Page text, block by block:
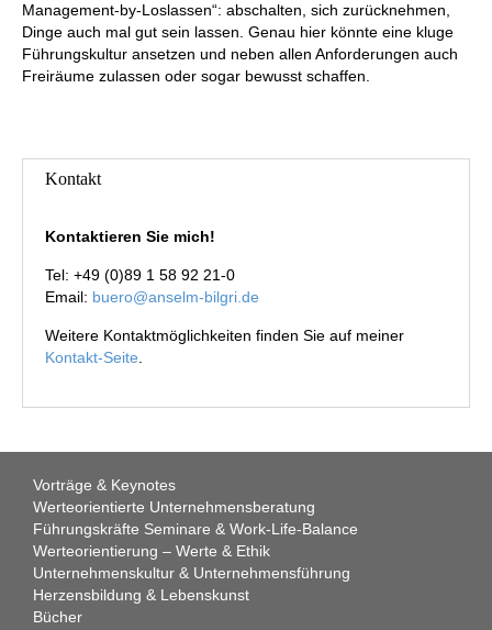
Management-by-Loslassen“: abschalten, sich zurücknehmen,
Dinge auch mal gut sein lassen. Genau hier könnte eine kluge
Führungskultur ansetzen und neben allen Anforderungen auch
Freiräume zulassen oder sogar bewusst schaffen.
Kontakt
Kontaktieren Sie mich!
Tel: +49 (0)89 1 58 92 21-0
Email: buero@anselm-bilgri.de
Weitere Kontaktmöglichkeiten finden Sie auf meiner
Kontakt-Seite
Vorträge & Keynotes
Werteorientierte Unternehmensberatung
Führungskräfte Seminare & Work-Life-Balance
Werteorientierung – Werte & Ethik
Unternehmenskultur & Unternehmensführung
Herzensbildung & Lebenskunst
Bücher